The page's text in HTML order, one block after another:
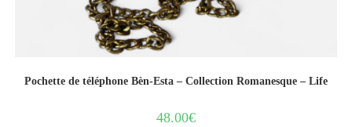
Pochette de téléphone Bèn-Esta – Collection Romanesque – Life
48.00€